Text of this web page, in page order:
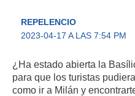
REPELENCIO
2023-04-17 A LAS 7:54 PM
¿Ha estado abierta la
para que los turistas
como ir a Milán y